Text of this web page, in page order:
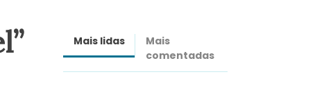
Mais lidas
Mais
comentadas